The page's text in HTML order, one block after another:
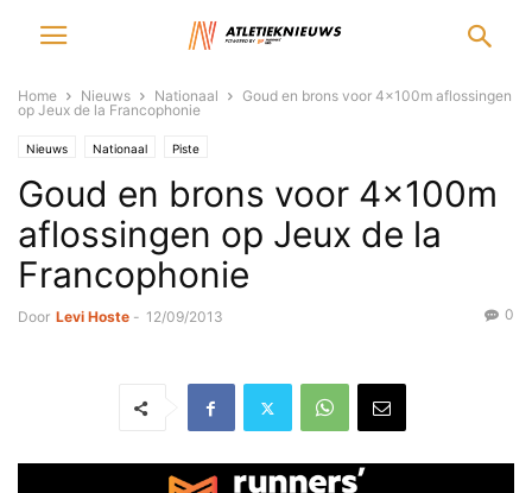
Home Nieuws Nationaal
Goud en brons voor 4x100m aflossingen
op Jeux de la Francophonie
Nieuws Nationaal Piste
Goud en brons voor 4x100m
aflossingen op Jeux de la
Francophonie
Door Levi Hoste - 12/09/2013 0